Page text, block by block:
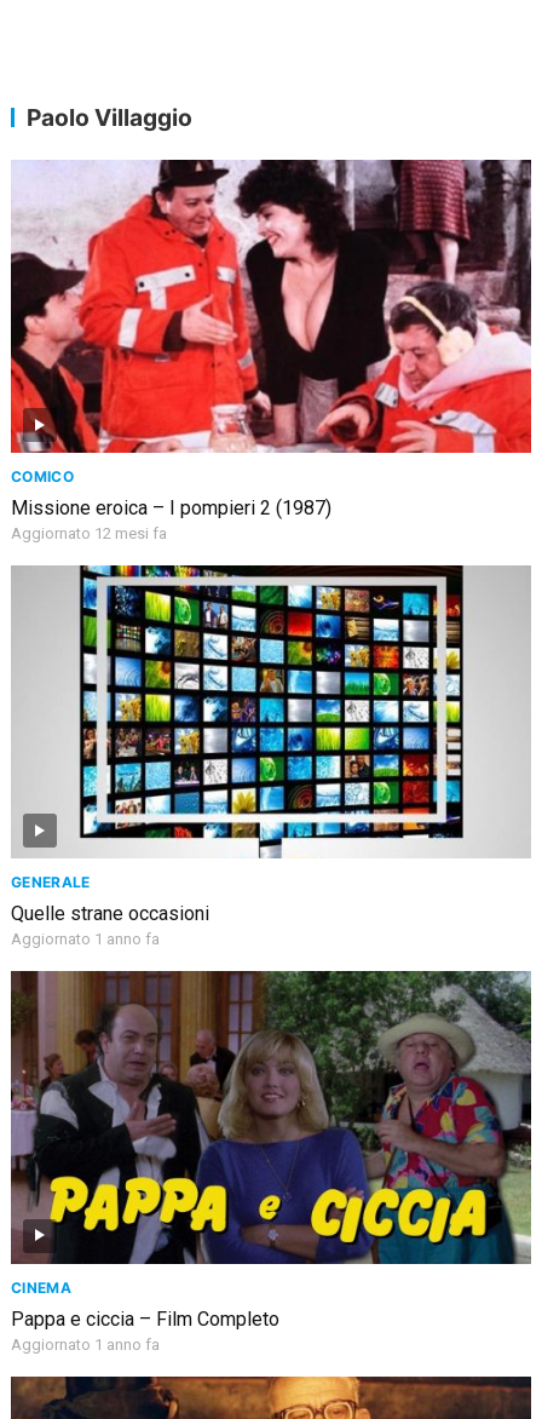
Paolo Villaggio
COMICO
Missione eroica – I pompieri 2 (1987)
Aggiornato 12 mesi fa
GENERALE
Quelle strane occasioni
Aggiornato 1 anno fa
CINEMA
Pappa e ciccia – Film Completo
Aggiornato 1 anno fa